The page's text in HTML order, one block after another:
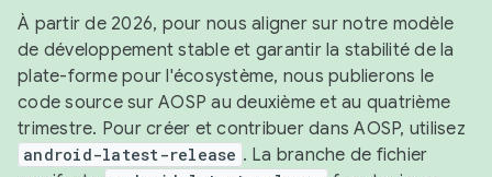
À partir de 2026, pour nous aligner sur notre modèle
de développement stable et garantir la stabilité de la
plate-forme pour l'écosystème, nous publierons le
code source sur AOSP au deuxième et au quatrième
trimestre. Pour créer et contribuer dans AOSP, utilisez
android-latest-release . La branche de fichier